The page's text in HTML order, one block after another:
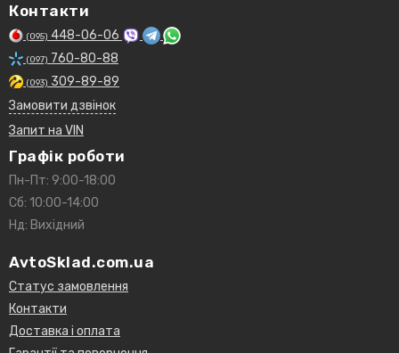
Контакти
(095) 448-06-06
(097) 760-80-88
(093) 309-89-89
Замовити дзвінок
Запит на VIN
Графік роботи
Пн-Пт: 9:00-18:00
Сб: 10:00-14:00
Нд: Вихідний
AvtoSklad.com.ua
Статус замовлення
Контакти
Доставка і оплата